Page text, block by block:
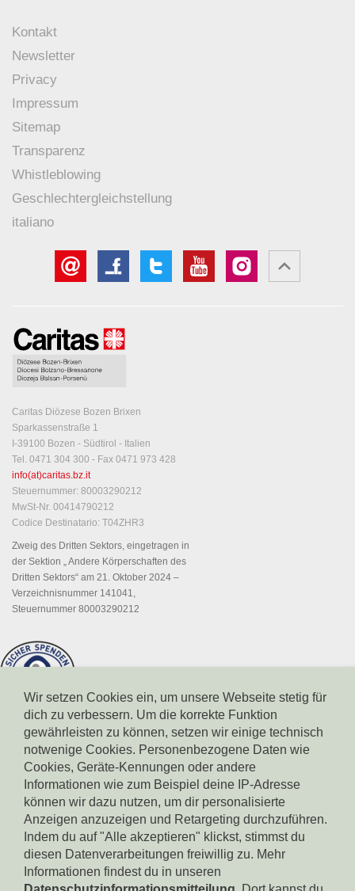
Kontakt
Newsletter
Privacy
Impressum
Sitemap
Transparenz
Whistleblowing
Geschlechtergleichstellung
italiano
Caritas Diözese Bozen Brixen
Sparkassenstraße 1
I-39100 Bozen - Südtirol - Italien
Tel. 0471 304 300 - Fax 0471 973 428
info(at)caritas.bz.it
Steuernummer: 80003290212
MwSt-Nr. 00414790212
Codice Destinatario: T04ZHR3
Zweig des Dritten Sektors, eingetragen in
der Sektion „ Andere Körperschaften des
Dritten Sektors“ am 21. Oktober 2024 –
Verzeichnisnummer 141041,
Steuernummer 80003290212
Spendenkonto Südtiroler Sparkasse
IBAN: IT17X0604511601000000110801
BIC: CRBZIT2B001
Spendenkonto Intesa Sanpaolo
IBAN: IT18B0306911619000006000065
Wir setzen Cookies ein, um unsere Webseite stetig für
dich zu verbessern. Um die korrekte Funktion
gewährleisten zu können, setzen wir einige technisch
notwenige Cookies. Personenbezogene Daten wie
Cookies, Geräte-Kennungen oder andere
Informationen wie zum Beispiel deine IP-Adresse
können wir dazu nutzen, um dir personalisierte
Anzeigen anzuzeigen und Retargeting durchzuführen.
Indem du auf "Alle akzeptieren" klickst, stimmst du
diesen Datenverarbeitungen freiwillig zu. Mehr
Informationen findest du in unseren